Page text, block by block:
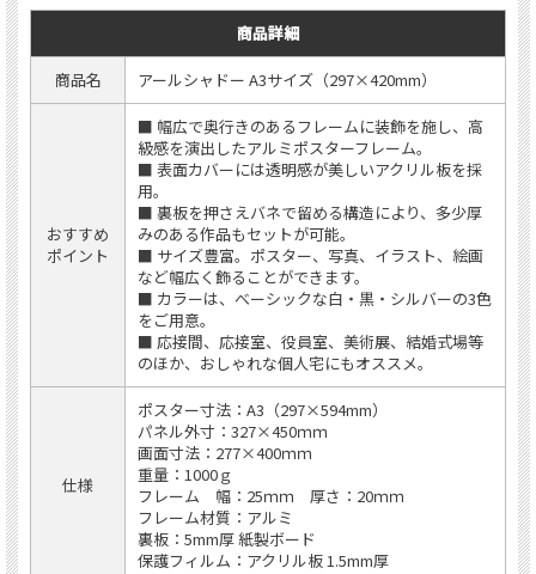
商品詳細
商品名 アールシャドー A3サイズ（297×420mm）
おすすめ
ポイント
■ 幅広で奥行きのあるフレームに装飾を施し、高
級感を演出したアルミポスターフレーム。
■ 表面カバーには透明感が美しいアクリル板を採
用。
■ 裏板を押さえバネで留める構造により、多少厚
みのある作品もセットが可能。
■ サイズ豊富。ポスター、写真、イラスト、絵画
など幅広く飾ることができます。
■ カラーは、べーシックな白・黒・シルバーの3色
をご用意。
■ 応接間、応接室、役員室、美術展、結婚式場等
のほか、おしゃれな個人宅にもオススメ。
仕様
ポスター寸法：A3（297×594mm）
パネル外寸：327×450ｍｍ
画面寸法：277×400ｍｍ
重量：1000ｇ
フレーム 幅：25ｍｍ 厚さ：20ｍｍ
フレーム材質：アルミ
裏板：5mm厚 紙製ボード
保護フィルム：アクリル板 1.5mm厚